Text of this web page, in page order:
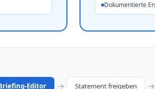
Dokumentierte
Editor → Statement freigeben →